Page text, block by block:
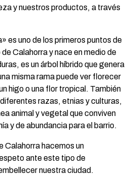
y nuestros productos, a través
es uno de los primeros puntos de
Calahorra y nace en medio de
es un árbol híbrido que genera
misma rama puede ver florecer
higo o una flor tropical. También
razas, etnias y culturas,
animal y vegetal que conviven
y de abundancia para el barrio.
Calahorra hacemos un
ante este tipo de
nuestra ciudad.